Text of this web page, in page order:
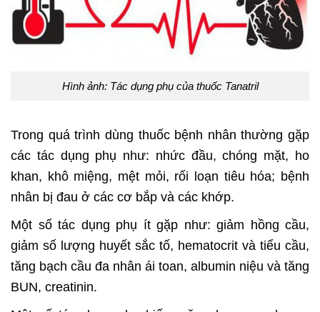
Hình ảnh: Tác dụng phụ của thuốc Tanatril
Trong quá trình dùng thuốc bệnh nhân thường gặp
các tác dụng phụ như: nhức đầu, chóng mặt, ho
khan, khô miệng, mệt mỏi, rối loạn tiêu hóa; bệnh
nhân bị đau ở các cơ bắp và các khớp.
Một số tác dụng phụ ít gặp như: giảm hồng cầu,
giảm số lượng huyết sắc tố, hematocrit và tiểu cầu,
tăng bạch cầu đa nhân ái toan, albumin niệu và tăng
BUN, creatinin.